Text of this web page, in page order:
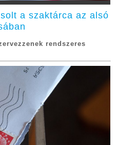
a szaktárca az alsó
rendszeres